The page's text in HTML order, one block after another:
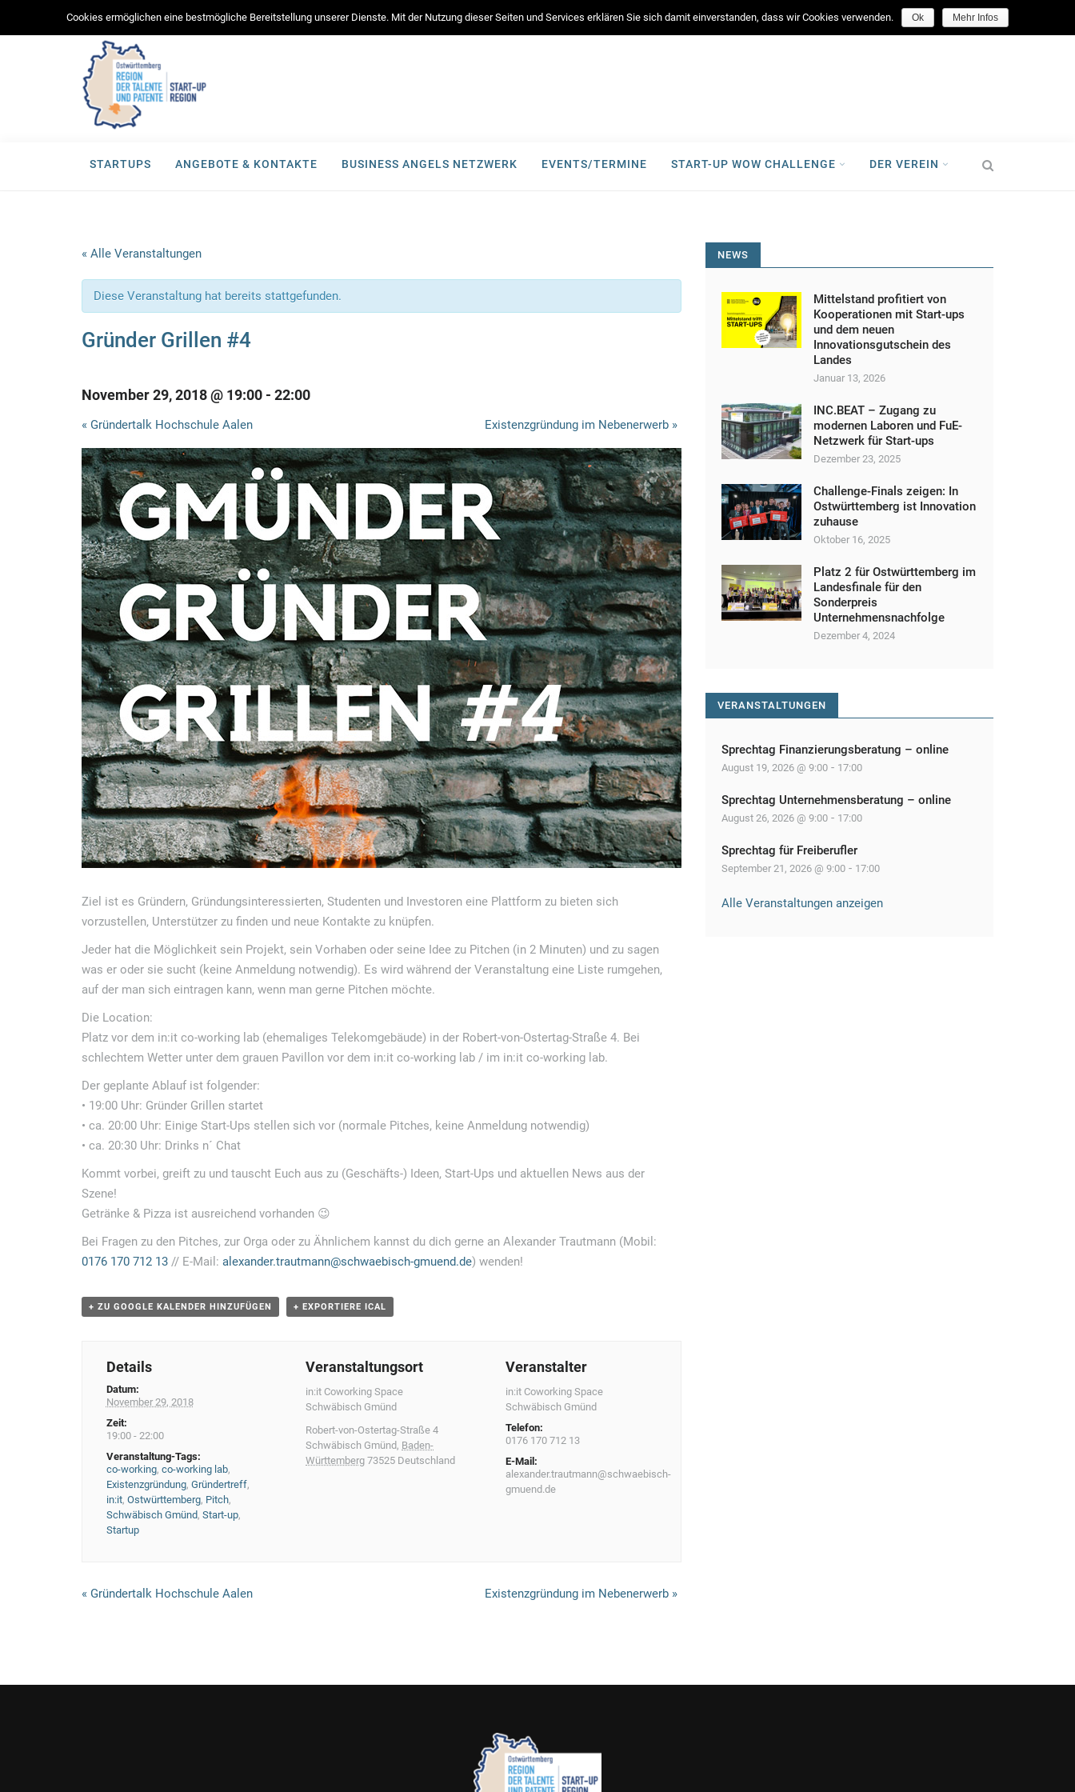
facebook
STARTUPS ANGEBOTE & KONTAKTE BUSINESS ANGELS NETZWERK EVENTS/TERMINE START-UP WOW CHALLENGE DER VEREIN
« Alle Veranstaltungen
Diese Veranstaltung hat bereits stattgefunden.
Gründer Grillen #4
November 29, 2018 @ 19:00 - 22:00
V
e
r
a
n
s
t
a
l
t
u
n
g
N
a
v
i
g
a
t
i
o
n
« Gründertalk Hochschule Aalen Existenzgründung im Nebenerwerb »
Ziel ist es Gründern, Gründungsinteressierten, Studenten und Investoren eine Plattform zu bieten sich
vorzustellen, Unterstützer zu finden und neue Kontakte zu knüpfen.
Jeder hat die Möglichkeit sein Projekt, sein Vorhaben oder seine Idee zu Pitchen (in 2 Minuten) und zu sagen
was er oder sie sucht (keine Anmeldung notwendig). Es wird während der Veranstaltung eine Liste rumgehen,
auf der man sich eintragen kann, wenn man gerne Pitchen möchte.
Die Location:
Platz vor dem in:it co-working lab (ehemaliges Telekomgebäude) in der Robert-von-Ostertag-Straße 4. Bei
schlechtem Wetter unter dem grauen Pavillon vor dem in:it co-working lab / im in:it co-working lab.
Der geplante Ablauf ist folgender:
• 19:00 Uhr: Gründer Grillen startet
• ca. 20:00 Uhr: Einige Start-Ups stellen sich vor (normale Pitches, keine Anmeldung notwendig)
• ca. 20:30 Uhr: Drinks n´ Chat
Kommt vorbei, greift zu und tauscht Euch aus zu (Geschäfts-) Ideen, Start-Ups und aktuellen News aus der
Szene!
Getränke & Pizza ist ausreichend vorhanden 😉
Bei Fragen zu den Pitches, zur Orga oder zu Ähnlichem kannst du dich gerne an Alexander Trautmann (Mobil:
0176 170 712 13 // E-Mail: alexander.trautmann@schwaebisch-gmuend.de) wenden!
+ ZU GOOGLE KALENDER HINZUFÜGEN + EXPORTIERE ICAL
Details
Datum:
November 29, 2018
Zeit:
19:00 - 22:00
Veranstaltung-Tags:
co-working, co-working lab,
Existenzgründung, Gründertreff,
in:it, Ostwürttemberg, Pitch,
Schwäbisch Gmünd, Start-up,
Startup
Veranstaltungsort
in:it Coworking Space
Schwäbisch Gmünd
Robert-von-Ostertag-Straße 4
Schwäbisch Gmünd , Baden-
Württemberg 73525 Deutschland
Veranstalter
in:it Coworking Space
Schwäbisch Gmünd
Telefon:
0176 170 712 13
E-Mail:
alexander.trautmann@schwaebisch-
gmuend.de
V
« Gründertalk Hochschule Aalen Existenzgründung im Nebenerwerb »
NEWS
Mittelstand profitiert von
Kooperationen mit Start-ups
und dem neuen
Innovationsgutschein des
Landes
Januar 13, 2026
INC.BEAT – Zugang zu
modernen Laboren und FuE-
Netzwerk für Start-ups
Dezember 23, 2025
Challenge-Finals zeigen: In
Ostwürttemberg ist Innovation
zuhause
Oktober 16, 2025
Platz 2 für Ostwürttemberg im
Landesfinale für den
Sonderpreis
Unternehmensnachfolge
Dezember 4, 2024
VERANSTALTUNGEN
Sprechtag Finanzierungsberatung – online
August 19, 2026 @ 9:00 - 17:00
Sprechtag Unternehmensberatung – online
August 26, 2026 @ 9:00 - 17:00
Sprechtag für Freiberufler
September 21, 2026 @ 9:00 - 17:00
Alle Veranstaltungen anzeigen
Cookies ermöglichen eine bestmögliche Bereitstellung unserer Dienste. Mit der Nutzung dieser Seiten und Services erklären Sie sich damit einverstanden, dass wir Cookies verwenden. Ok Mehr Infos